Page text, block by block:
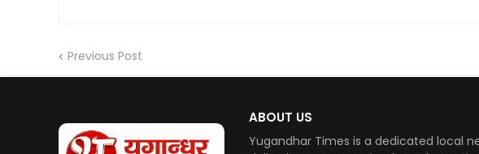
Previous Post
ABOUT US
Yugandhar Times is a dedicated local